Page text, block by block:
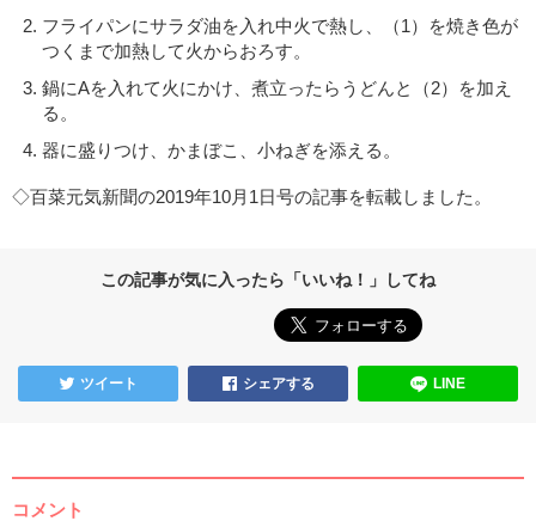
フライパンにサラダ油を入れ中火で熱し、（1）を焼き色が
つくまで加熱して火からおろす。
鍋にAを入れて火にかけ、煮立ったらうどんと（2）を加え
る。
器に盛りつけ、かまぼこ、小ねぎを添える。
◇百菜元気新聞の2019年10月1日号の記事を転載しました。
この記事が気に入ったら「いいね！」してね
ツイート シェアする LINE
コメント